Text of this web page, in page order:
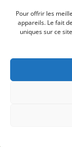
Pour offrir les
appareils. Le fait
uniques sur ce